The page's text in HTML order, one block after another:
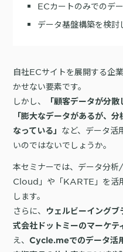
KARTE Offers
良質な顧客体験とメディア
機能
Core
リアルタイムユーザー解析
KARTE AI
Action
クリエイティブ作成
活用インタビュー
「うちの子に合う学びはどれ？
セコーポレーションがKARTEで
「どうせ使いこなせない」から
顧客比率二桁増と自走文化
BIプロダクトCodatumでの
KARTEデータ活用のた
本セミナーでは、KARTEに蓄積
析の始め方を実践的に解説しま
ンまでを自走するための「基本
「Codatum」を使った具体的な
詳細を見る
KARTEプロダクト概要
アプリ内でのCX向上、サイト内
です。
ダウンロードする
Developer Portal
よくある質問
運用支援
パートナープログラム
プロフェッショナルサービス「
ECカートのみでのデ
データ基盤構築を検討
自社ECサイトを展開する企
かせない要素です。
しかし、
「顧客データが分
「膨大なデータがあるが、
なっている」 など、データ活
いのではないでしょうか。
本セミナーでは、データ分
Cloud」や「KARTE」を活
します。
さらに、
ウェルビーイング
式会社ドットミーのマーケテ
え、 Cycle.meでのデータ活